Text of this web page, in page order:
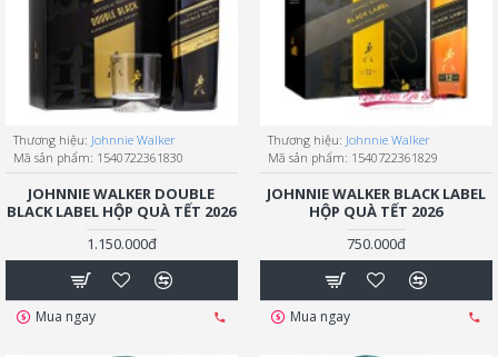
Thương hiệu: Johnnie Walker
Mã sản phẩm: 1540722361830
JOHNNIE WALKER DOUBLE
BLACK LABEL HỘP QUÀ TẾT 2026
1.150.000đ
Mua ngay
Thương hiệu: Johnnie Walker
Mã sản phẩm: 1540722361829
JOHNNIE WALKER BLACK LABEL
HỘP QUÀ TẾT 2026
750.000đ
Mua ngay